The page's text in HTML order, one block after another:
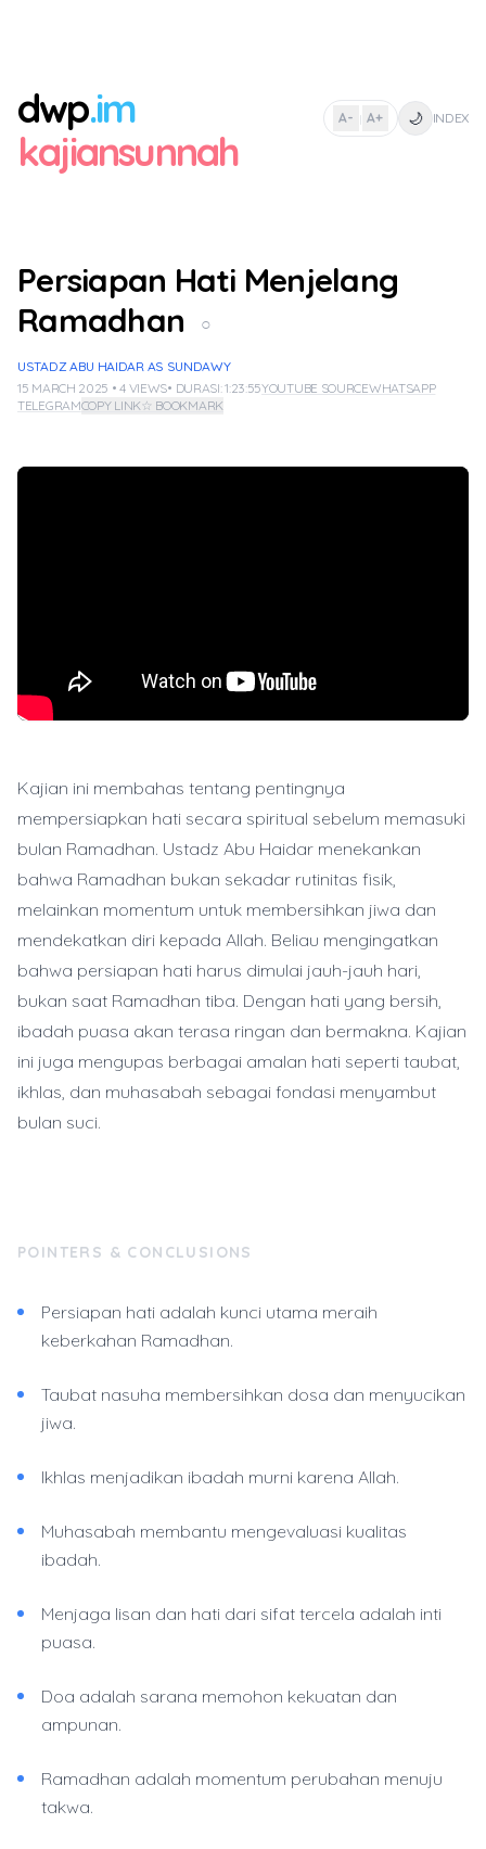
dwp.im
kajiansunnah
A- | A+ 🌙 INDEX
Persiapan Hati Menjelang
Ramadhan
○
USTADZ ABU HAIDAR AS SUNDAWY
15 MARCH 2025 • 4 VIEWS• DURASI: 1:23:55YOUTUBE SOURCEWHATSAPP
TELEGRAMCOPY LINK☆ BOOKMARK
Kajian ini membahas tentang pentingnya
mempersiapkan hati secara spiritual sebelum memasuki
bulan Ramadhan. Ustadz Abu Haidar menekankan
bahwa Ramadhan bukan sekadar rutinitas fisik,
melainkan momentum untuk membersihkan jiwa dan
mendekatkan diri kepada Allah. Beliau mengingatkan
bahwa persiapan hati harus dimulai jauh-jauh hari,
bukan saat Ramadhan tiba. Dengan hati yang bersih,
ibadah puasa akan terasa ringan dan bermakna. Kajian
ini juga mengupas berbagai amalan hati seperti taubat,
ikhlas, dan muhasabah sebagai fondasi menyambut
bulan suci.
POINTERS & CONCLUSIONS
Persiapan hati adalah kunci utama meraih
keberkahan Ramadhan.
Taubat nasuha membersihkan dosa dan menyucikan
jiwa.
Ikhlas menjadikan ibadah murni karena Allah.
Muhasabah membantu mengevaluasi kualitas
ibadah.
Menjaga lisan dan hati dari sifat tercela adalah inti
puasa.
Doa adalah sarana memohon kekuatan dan
ampunan.
Ramadhan adalah momentum perubahan menuju
takwa.